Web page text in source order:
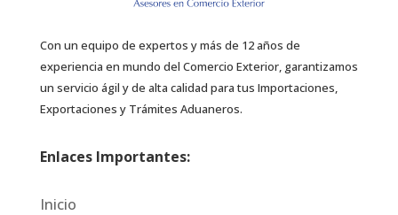
Con un equipo de expertos y más de 12 años de
experiencia en mundo del Comercio Exterior, garantizamos
un servicio ágil y de alta calidad para tus Importaciones,
Exportaciones y Trámites Aduaneros.
Enlaces Importantes:
Inicio